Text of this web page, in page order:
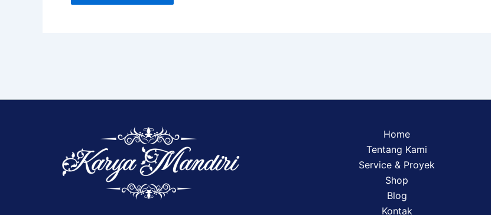
Home
Tentang Kami
Service & Proyek
Shop
Blog
Kontak